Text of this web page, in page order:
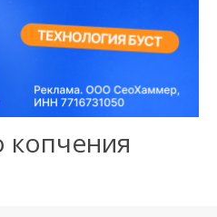
копчения